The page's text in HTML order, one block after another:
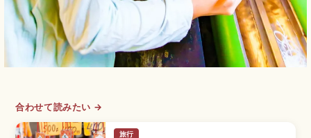
合わせて読みたい →
旅行